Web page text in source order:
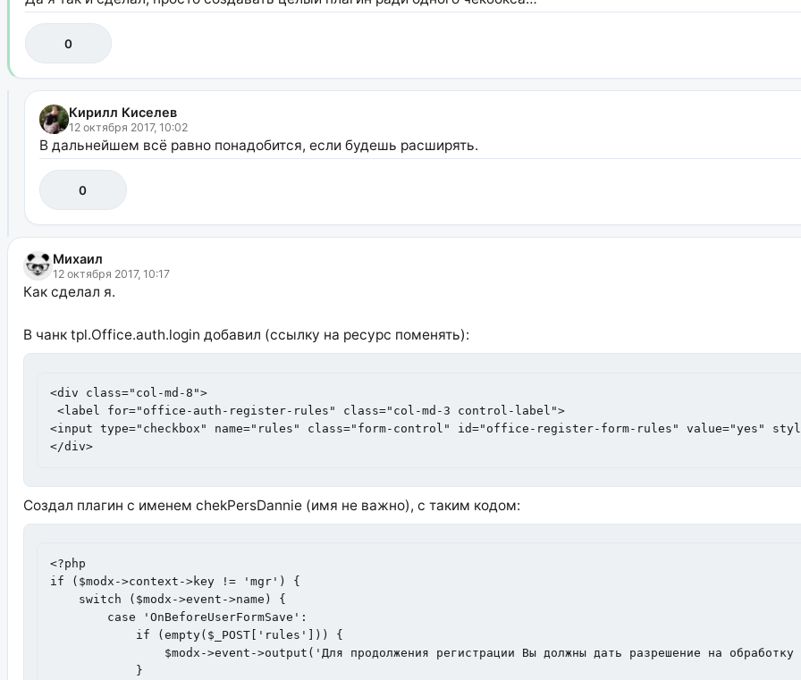
0
Кирилл Киселев
12 октября 2017, 10:02
В дальнейшем всё равно понадобится, если будешь расширять.
0
Михаил
12 октября 2017, 10:17
Как сделал я.
В чанк tpl.Office.auth.login добавил (ссылку на ресурс поменять):
<div class="col-md-8">
<label for="office-auth-register-rules" class="col-md-3 control-label">
<input type="checkbox" name="rules" class="form-control" id="office-register-form-rules" value="yes"
</div>
Создал плагин с именем chekPersDannie (имя не важно), с таким кодом:
<?php
if ($modx->context->key != 'mgr') {
    switch ($modx->event->name) {
        case 'OnBeforeUserFormSave':
            if (empty($_POST['rules'])) {
$modx->event->output('Для продолжения регистрации Вы должны дать разрешение на
            }